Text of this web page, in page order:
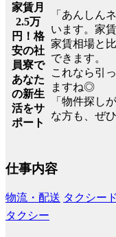
家賃月
2.5万
円！格
安の社
員寮で
あなた
の新生
活をサ
ポート
「あんしん
います。家
家賃相場と
できます。
これなら引
ますね◎
「物件探し
な方も、ぜ
仕事内容
物流・配送 タクシー
タクシー